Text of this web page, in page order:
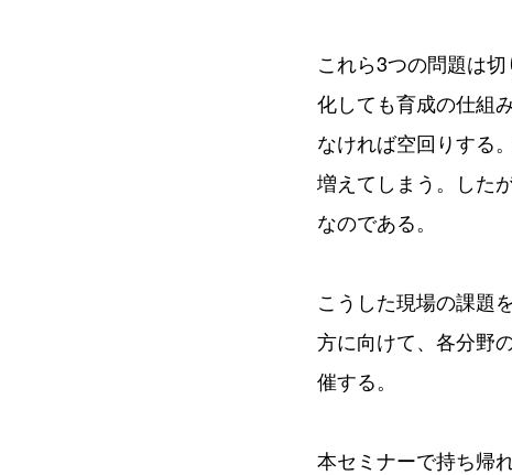
これら3つの問題は
化しても育成の仕組
なければ空回りする
増えてしまう。した
なのである。
こうした現場の課題
方に向けて、各分野
催する。
本セミナーで持ち帰